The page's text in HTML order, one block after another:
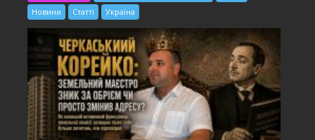
Новини Статті Україна